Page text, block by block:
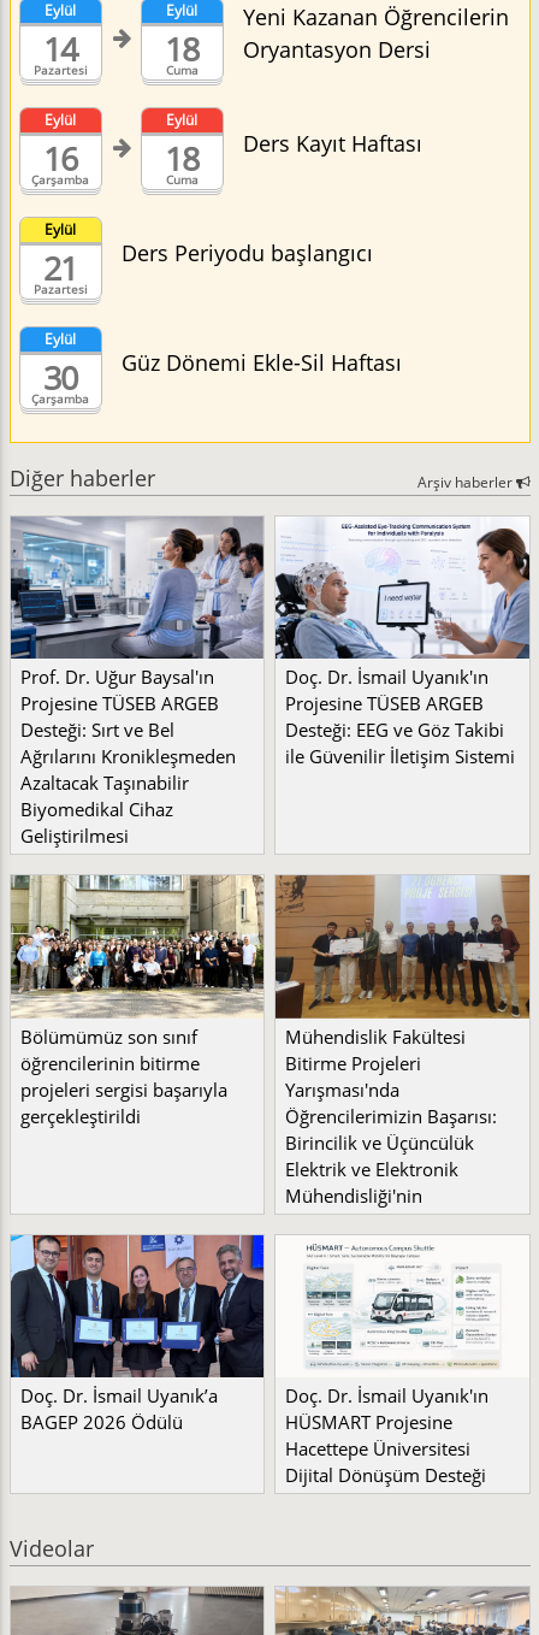
Pazartesi
Eylül
14 Cuma
Eylül
18
Yeni Kazanan Öğrencilerin
Oryantasyon Dersi
Çarşamba
Eylül
16 Cuma
Eylül
18 Ders Kayıt Haftası
Pazartesi
Eylül
21 Ders Periyodu başlangıcı
Çarşamba
Eylül
30 Güz Dönemi Ekle-Sil Haftası
Diğer haberler Arşiv haberler
Prof. Dr. Uğur Baysal'ın
Projesine TÜSEB ARGEB
Desteği: Sırt ve Bel
Ağrılarını Kronikleşmeden
Azaltacak Taşınabilir
Biyomedikal Cihaz
Geliştirilmesi
Doç. Dr. İsmail Uyanık'ın
Projesine TÜSEB ARGEB
Desteği: EEG ve Göz Takibi
ile Güvenilir İletişim Sistemi
Bölümümüz son sınıf
öğrencilerinin bitirme
projeleri sergisi başarıyla
gerçekleştirildi
Mühendislik Fakültesi
Bitirme Projeleri
Yarışması'nda
Öğrencilerimizin Başarısı:
Birincilik ve Üçüncülük
Elektrik ve Elektronik
Mühendisliği'nin
Doç. Dr. İsmail Uyanık’a
BAGEP 2026 Ödülü
Doç. Dr. İsmail Uyanık'ın
HÜSMART Projesine
Hacettepe Üniversitesi
Dijital Dönüşüm Desteği
Videolar